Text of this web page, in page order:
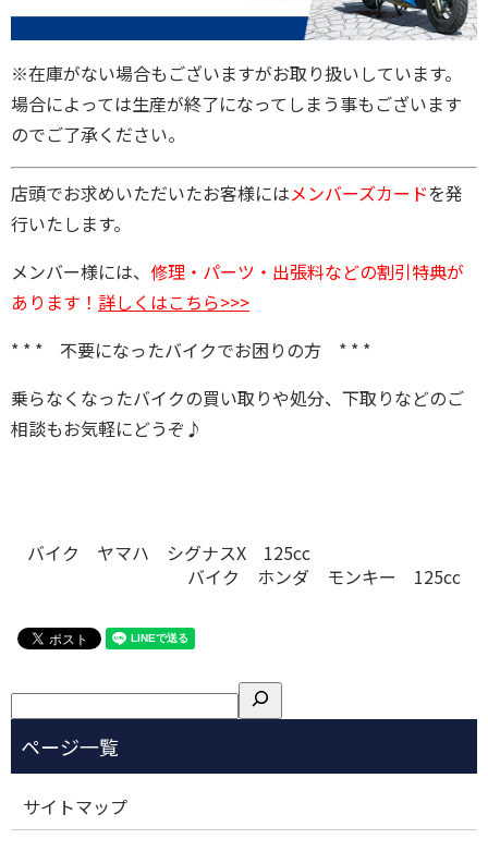
※在庫がない場合もございますがお取り扱いしています。
場合によっては生産が終了になってしまう事もございます
のでご了承ください。
店頭でお求めいただいたお客様にはメンバーズカードを発
行いたします。
メンバー様には、 修理・パーツ・出張料などの割引特典が
あります！ 詳しくはこちら>>>
* * * 不要になったバイクでお困りの方 * * *
乗らなくなったバイクの買い取りや処分、下取りなどのご
相談もお気軽にどうぞ♪
バイク ヤマハ シグナスX 125cc
バイク ホンダ モンキー 125cc
検
索
サイトマップ